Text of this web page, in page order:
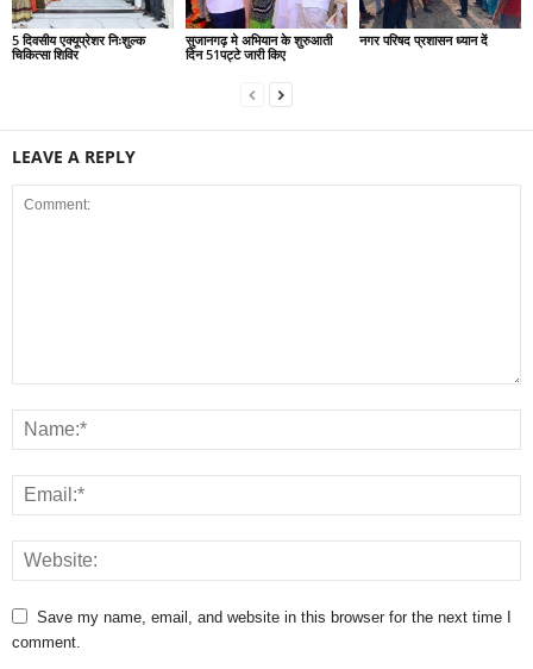
5 दिवसीय एक्यूप्रेशर निःशुल्क
चिकित्सा शिविर
सुजानगढ़ मे अभियान के शुरुआती
दिन 51पट्टे जारी किए
नगर परिषद प्रशासन ध्यान दें
LEAVE A REPLY
Save my name, email, and website in this browser for the next time I
comment.